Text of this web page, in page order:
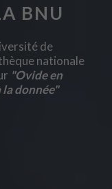
BNU
de
nationale
"Ovide en
la donnée"